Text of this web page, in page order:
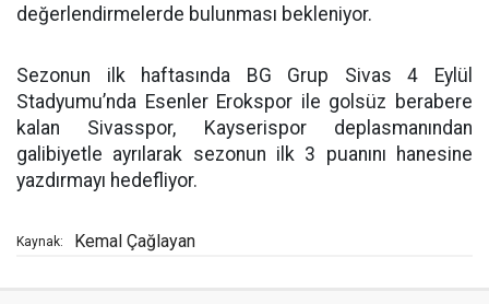
değerlendirmelerde bulunması bekleniyor.
Sezonun ilk haftasında BG Grup Sivas 4 Eylül
Stadyumu’nda Esenler Erokspor ile golsüz berabere
kalan Sivasspor, Kayserispor deplasmanından
galibiyetle ayrılarak sezonun ilk 3 puanını hanesine
yazdırmayı hedefliyor.
Kaynak: Kemal Çağlayan